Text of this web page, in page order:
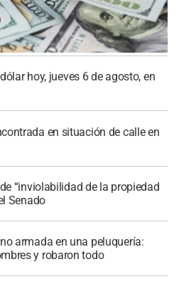
hoy, jueves 6 de agosto, en
en situación de calle en
“inviolabilidad de la propiedad
Senado
armada en una peluquería:
y robaron todo